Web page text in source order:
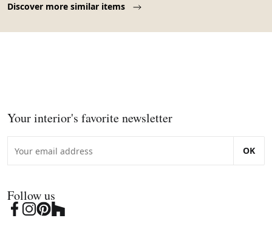
Discover more similar items
Your interior's favorite newsletter
OK
Follow us